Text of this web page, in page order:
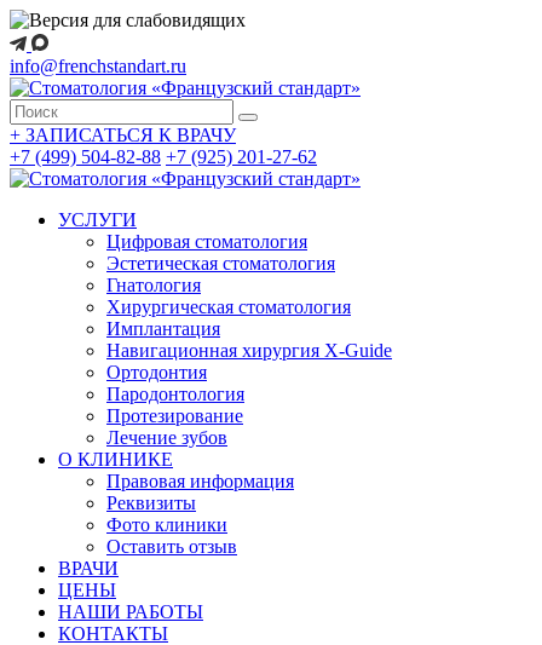
info@frenchstandart.ru
+ ЗАПИСАТЬСЯ К ВРАЧУ
+7 (499) 504-82-88 +7 (925) 201-27-62
УСЛУГИ
Цифровая стоматология
Эстетическая стоматология
Гнатология
Хирургическая стоматология
Имплантация
Навигационная хирургия X-Guide
Ортодонтия
Пародонтология
Протезирование
Лечение зубов
О КЛИНИКЕ
Правовая информация
Реквизиты
Фото клиники
Оставить отзыв
ВРАЧИ
ЦЕНЫ
НАШИ РАБОТЫ
КОНТАКТЫ